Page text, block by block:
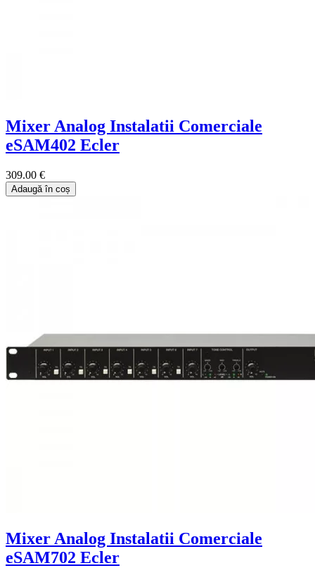
Mixer Analog Instalatii Comerciale
eSAM402 Ecler
309.00 €
Adaugă în coș
Mixer Analog Instalatii Comerciale
eSAM702 Ecler